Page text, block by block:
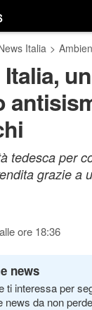
Italia >
un
tedesca per
grazie a
ore 18:36
news
ti interessa per
news da non